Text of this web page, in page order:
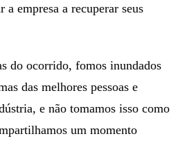
a empresa a recuperar seus
do ocorrido, fomos inundados
das melhores pessoas e
e não tomamos isso como
um momento